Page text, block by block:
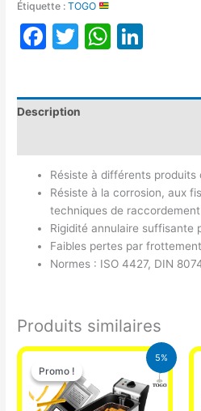
Étiquette :TOGO
Facebook
Twitter
Description
Résiste à différents produits
Résiste à la corrosion, aux
techniques de
Rigidité annulaire suffisante
Faibles pertes par
Normes : ISO 4427, DIN
Produits similaires
5%
Promo !
Promo !
Le
initial
était :
39.000 CFA.
Le
prix
actuel
est :
37.000 CFA.